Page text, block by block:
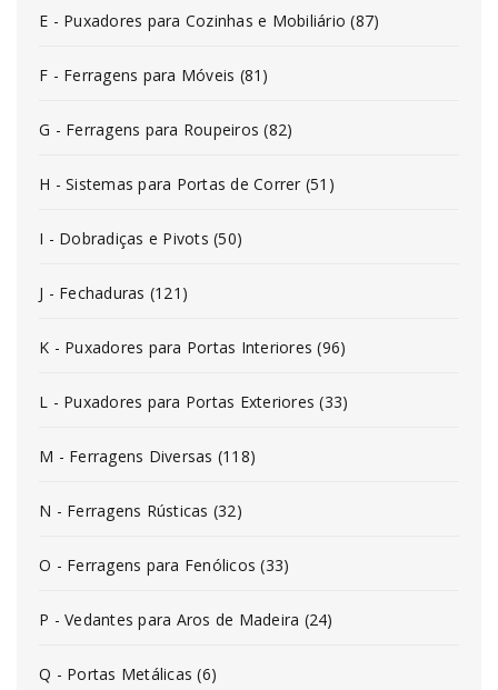
E - Puxadores para Cozinhas e Mobiliário (87)
F - Ferragens para Móveis (81)
G - Ferragens para Roupeiros (82)
H - Sistemas para Portas de Correr (51)
I - Dobradiças e Pivots (50)
J - Fechaduras (121)
K - Puxadores para Portas Interiores (96)
L - Puxadores para Portas Exteriores (33)
M - Ferragens Diversas (118)
N - Ferragens Rústicas (32)
O - Ferragens para Fenólicos (33)
P - Vedantes para Aros de Madeira (24)
Q - Portas Metálicas (6)